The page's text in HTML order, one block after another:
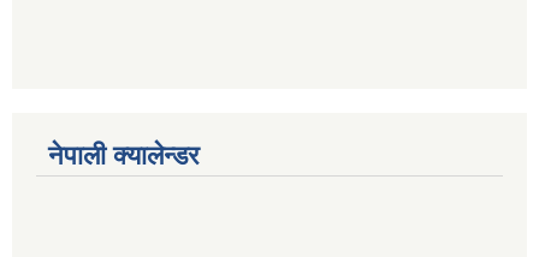
नेपाली क्यालेन्डर